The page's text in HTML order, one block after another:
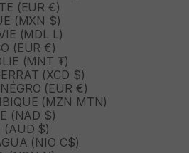
(EUR €)
(MXN $)
(MDL L)
(EUR €)
(MNT ₮)
(XCD $)
(EUR €)
(MZN MTN)
(NAD $)
(AUD $)
(NIO C$)